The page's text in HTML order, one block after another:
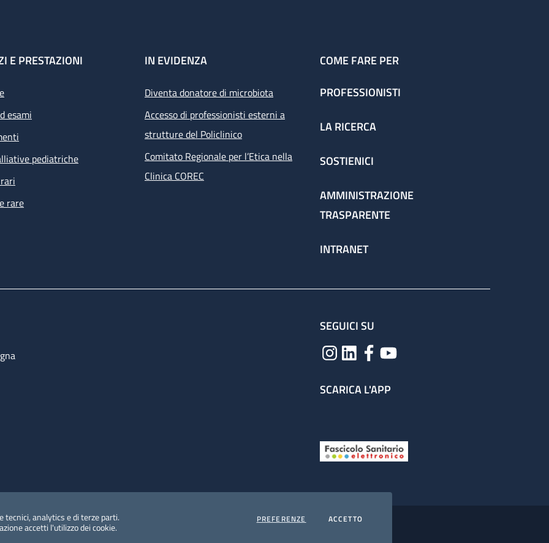
tecnici, analytics e di terze parti.
accetti l'utilizzo dei cookie.
PREFERENZE COOKIESACCETTOI COOKIES
E PRESTAZIONI
esami
pediatriche
rare
IN EVIDENZA
Diventa donatore di microbiota
Accesso di professionisti esterni a
strutture del Policlinico
Comitato Regionale per l’Etica nella
Clinica COREC
COME FARE PER
PROFESSIONISTI
LA RICERCA
SOSTIENICI
AMMINISTRAZIONE
TRASPARENTE
INTRANET
SEGUICI SU
SCARICA L'APP
del dato personale